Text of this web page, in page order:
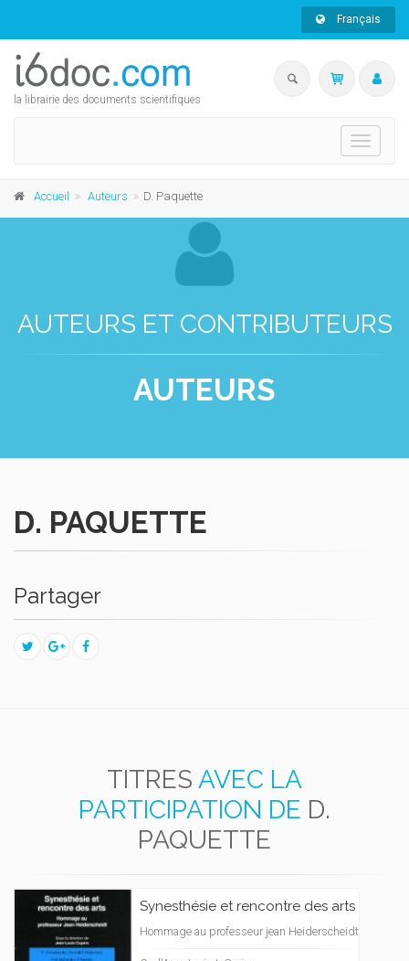
Français
la librairie des documents scientifiques
Toggle
Accueil Auteurs D. Paquette
AUTEURS ET CONTRIBUTEURS
AUTEURS
D. PAQUETTE
Partager
TITRES AVEC LA
PARTICIPATION DE D.
PAQUETTE
Synesthésie et rencontre des arts
Hommage au professeur jean Heiderscheidt